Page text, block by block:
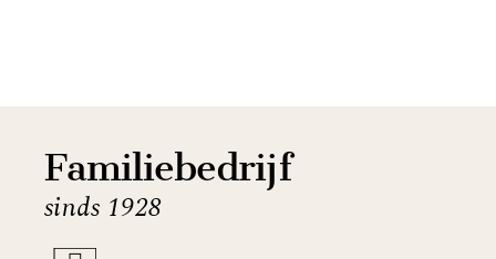
Familiebedrijf
sinds 1928